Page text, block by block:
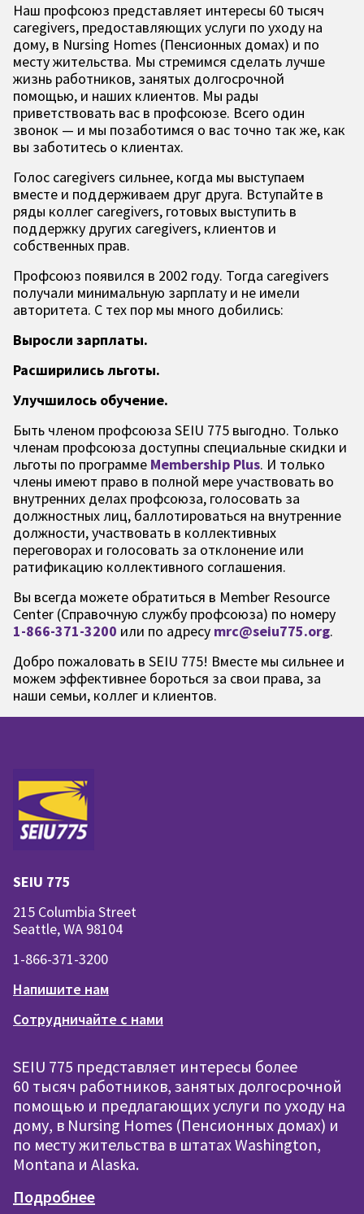
Наш профсоюз представляет интересы 60 тысяч
caregivers, предоставляющих услуги по уходу на
дому, в Nursing Homes (Пенсионных домах) и по
месту жительства. Мы стремимся сделать лучше
жизнь работников, занятых долгосрочной
помощью, и наших клиентов. Мы рады
приветствовать вас в профсоюзе. Всего один
звонок — и мы позаботимся о вас точно так же, как
вы заботитесь о клиентах.
Голос caregivers сильнее, когда мы выступаем
вместе и поддерживаем друг друга. Вступайте в
ряды коллег caregivers, готовых выступить в
поддержку других caregivers, клиентов и
собственных прав.
Профсоюз появился в 2002 году. Тогда caregivers
получали минимальную зарплату и не имели
авторитета. С тех пор мы много добились:
Выросли зарплаты.
Расширились льготы.
Улучшилось обучение.
Быть членом профсоюза SEIU 775 выгодно. Только
членам профсоюза доступны специальные скидки и
льготы по программе Membership Plus. И только
члены имеют право в полной мере участвовать во
внутренних делах профсоюза, голосовать за
должностных лиц, баллотироваться на внутренние
должности, участвовать в коллективных
переговорах и голосовать за отклонение или
ратификацию коллективного соглашения.
Вы всегда можете обратиться в Member Resource
Center (Справочную службу профсоюза) по номеру
1-866-371-3200 или по адресу mrc@seiu775.org.
Добро пожаловать в SEIU 775! Вместе мы сильнее и
можем эффективнее бороться за свои права, за
наши семьи, коллег и клиентов.
SEIU 775
215 Columbia Street
Seattle, WA 98104
1-866-371-3200
Напишите нам
Сотрудничайте с нами
SEIU 775 представляет интересы более
60 тысяч работников, занятых долгосрочной
помощью и предлагающих услуги по уходу на
дому, в Nursing Homes (Пенсионных домах) и
по месту жительства в штатах Washington,
Montana и Alaska.
Подробнее